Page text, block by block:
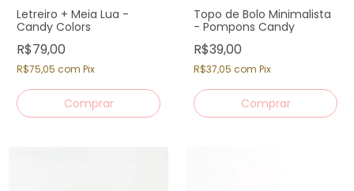
Letreiro + Meia Lua -
Candy Colors
R$79,00
R$75,05 com Pix
Topo de Bolo Minimalista
- Pompons Candy
R$39,00
R$37,05 com Pix